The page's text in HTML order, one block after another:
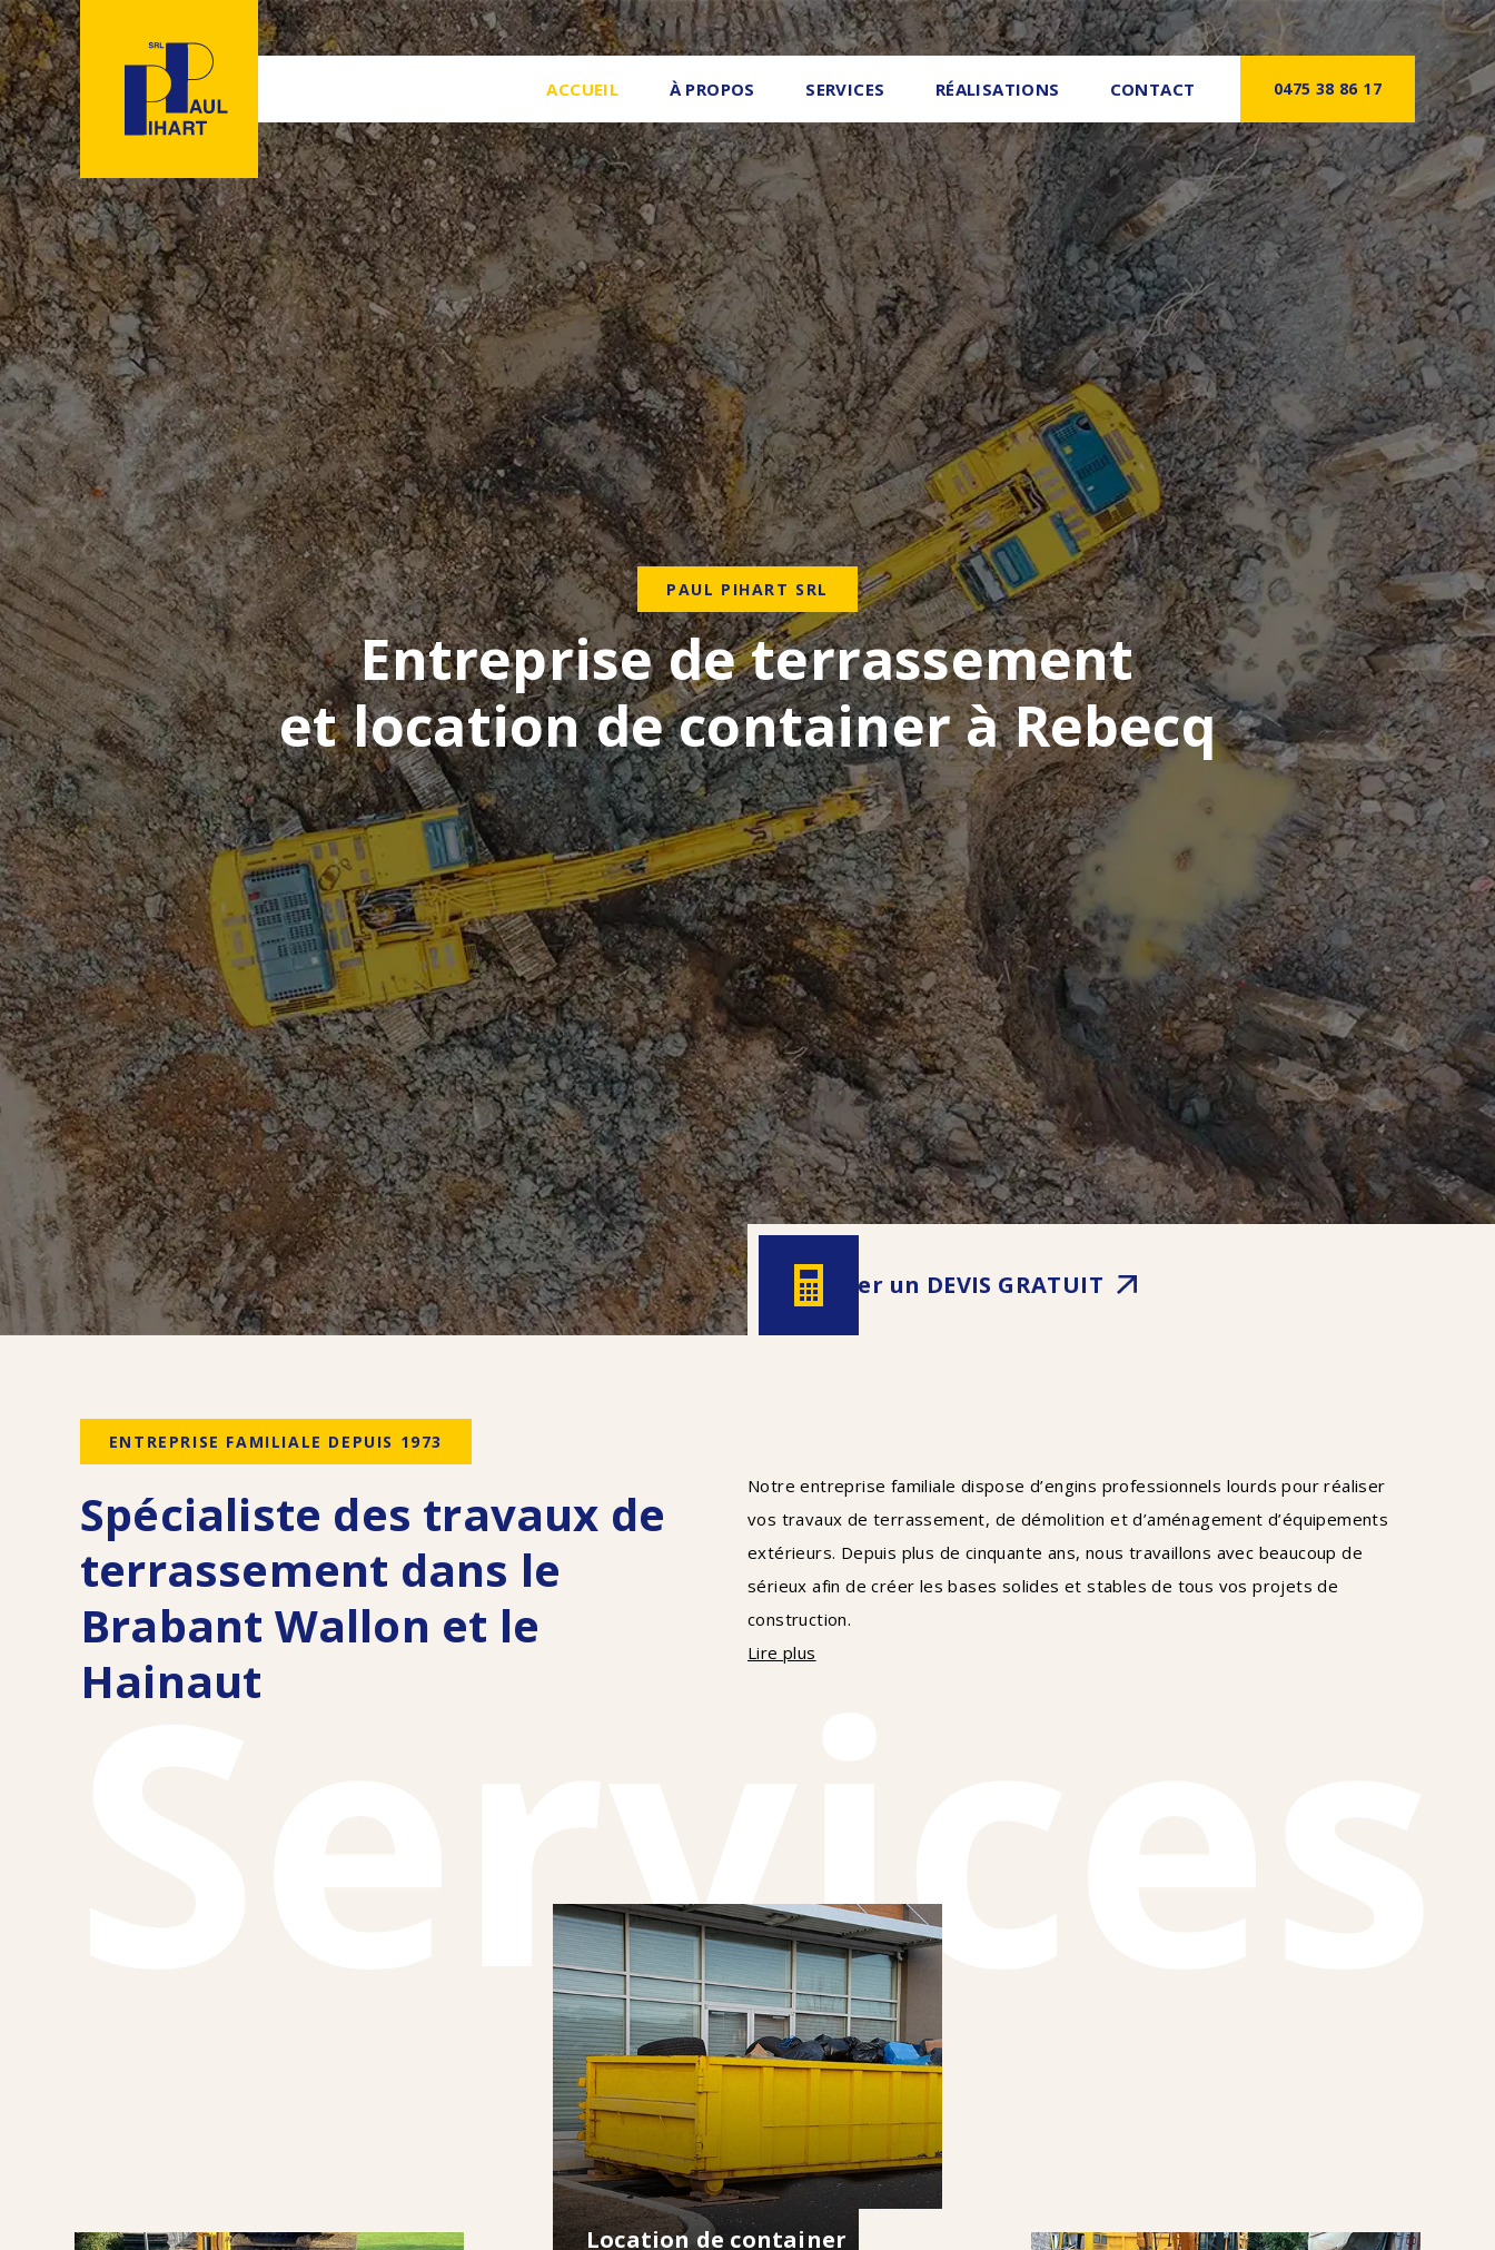
ACCUEIL À PROPOS SERVICES RÉALISATIONS CONTACT 0475 38 86 17
PAUL PIHART SRL
Entreprise de terrassement
et location de container à Rebecq
Demander un DEVIS GRATUIT
ENTREPRISE FAMILIALE DEPUIS 1973
Spécialiste des travaux de
terrassement dans le
Brabant Wallon et le
Hainaut
Notre entreprise familiale dispose d’engins professionnels lourds pour réaliser
vos travaux de terrassement, de démolition et d’aménagement d’équipements
extérieurs. Depuis plus de cinquante ans, nous travaillons avec beaucoup de
sérieux afin de créer les bases solides et stables de tous vos projets de
construction.
Lire plus
Services
Location de container